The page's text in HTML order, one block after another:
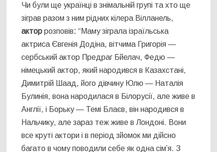
Чи були ще українці в знімальній групі та хто ще
зіграв разом з ним рідних кілера Вілланель,
актор розповів: “Маму зіграла ізраїльська
актриса Євгенія Додіна, вітчима Григорія —
сербський актор Предраг Бйелач, Федю —
німецький актор, який народився в Казахстані,
Димитрій Шаад, його дівчину Юлю — Наталія
Булинія, вона народилася в Білорусії, але живе в
Англії, і Борьку — Темі Блаєв, він народився в
Нальчику, але зараз теж живе в Лондоні. Вони
все круті актори і в період зйомок ми дійсно
багато в чому поводили себе як одна сім’я. З